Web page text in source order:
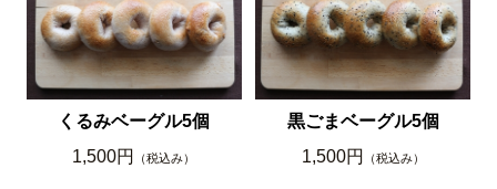
くるみベーグル5個
1,500円
（税込み）
黒ごまベーグル5個
1,500円
（税込み）